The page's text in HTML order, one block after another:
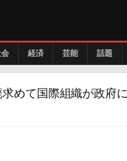
経済 芸能 話題
めて国際組織が政府